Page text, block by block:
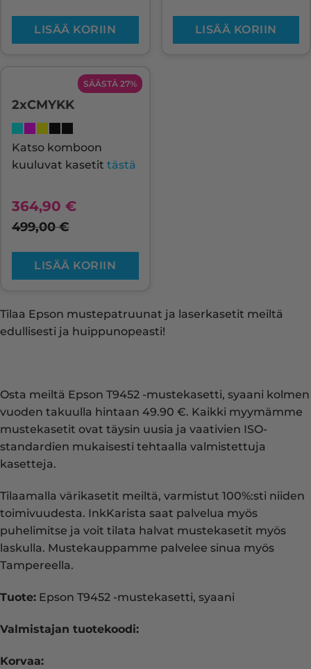
LISÄÄ KORIIN LISÄÄ KORIIN
SÄÄSTÄ 27%
2xCMYKK
Katso komboon
kuuluvat kasetit tästä
364,90 €
499,00€
LISÄÄ KORIIN
Tilaa Epson mustepatruunat ja laserkasetit meiltä
edullisesti ja huippunopeasti!
Osta meiltä Epson T9452 -mustekasetti, syaani kolmen
vuoden takuulla hintaan 49.90 €. Kaikki myymämme
mustekasetit ovat täysin uusia ja vaativien ISO-
standardien mukaisesti tehtaalla valmistettuja
kasetteja.
Tilaamalla värikasetit meiltä, varmistut 100%:sti niiden
toimivuudesta. InkKarista saat palvelua myös
puhelimitse ja voit tilata halvat mustekasetit myös
laskulla. Mustekauppamme palvelee sinua myös
Tampereella.
Tuote: Epson T9452 -mustekasetti, syaani
Valmistajan tuotekoodi:
Korvaa: